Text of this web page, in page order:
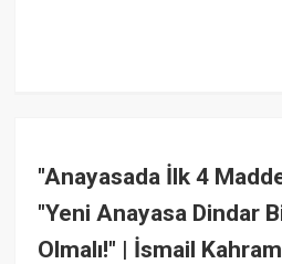
"Anayasada İlk 4
"Yeni Anayasa Dindar
Olmalı!" | İsmail